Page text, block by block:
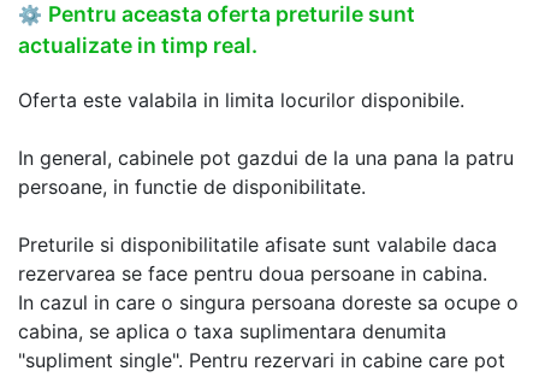
⚙ Pentru aceasta oferta preturile sunt
actualizate in timp real.
Oferta este valabila in limita locurilor disponibile.
In general, cabinele pot gazdui de la una pana la patru
persoane, in functie de disponibilitate.
Preturile si disponibilitatile afisate sunt valabile daca
rezervarea se face pentru doua persoane in cabina.
In cazul in care o singura persoana doreste sa ocupe o
cabina, se aplica o taxa suplimentara denumita
"supliment single". Pentru rezervari in cabine care pot